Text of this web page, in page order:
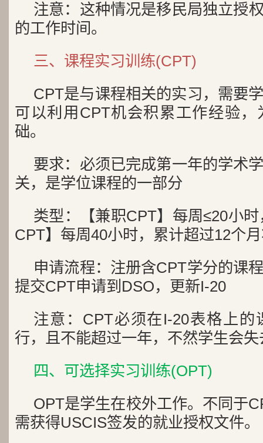
注意：这种情况是移民局独立授
的工作时间。
三、课程实习训练(CPT)
CPT是与课程相关的实习，需要
可以利用CPT机会积累工作经验
础。
要求：必须已完成第一年的学术
关，是学位课程的一部分
类型：【兼职CPT】每周≤20小
CPT】每周40小时，累计超过12个
申请流程：注册含CPT学分的
提交CPT申请到DSO，更新I-20
注意：CPT必须在I-20表格上的
行，且不能超过一年，不然学生会
四、可选择实习训练(OPT)
OPT是学生在校外工作。不同于
需获得USCIS签发的就业授权文件。